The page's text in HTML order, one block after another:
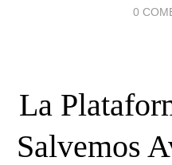
0
La
Salvemos